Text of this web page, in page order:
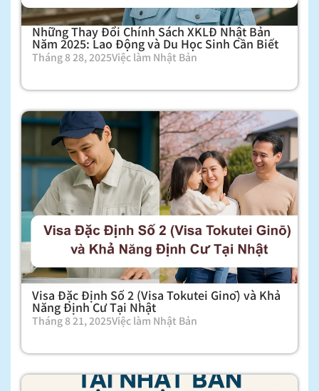
Những Thay Đổi Chính Sách XKLĐ Nhật Bản
Năm 2025: Lao Động và Du Học Sinh Cần Biết
Tháng 8 28, 2025Việc làm Nhật Bản
Visa Đặc Định Số 2 (Visa Tokutei Ginō) và Khả
Năng Định Cư Tại Nhật
Tháng 8 21, 2025Việc làm Nhật Bản